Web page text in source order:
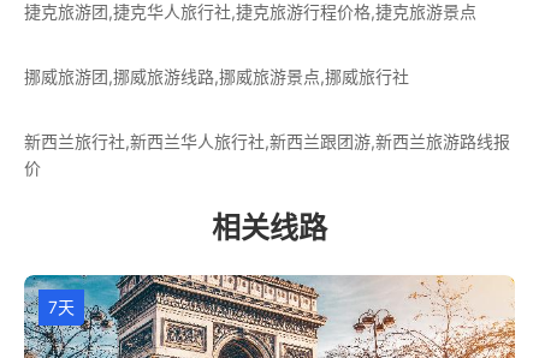
捷克旅游团,捷克华人旅行社,捷克旅游行程价格,捷克旅游景点
挪威旅游团,挪威旅游线路,挪威旅游景点,挪威旅行社
新西兰旅行社,新西兰华人旅行社,新西兰跟团游,新西兰旅游路线报
价
相关线路
7天